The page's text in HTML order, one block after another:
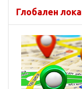
Глобален